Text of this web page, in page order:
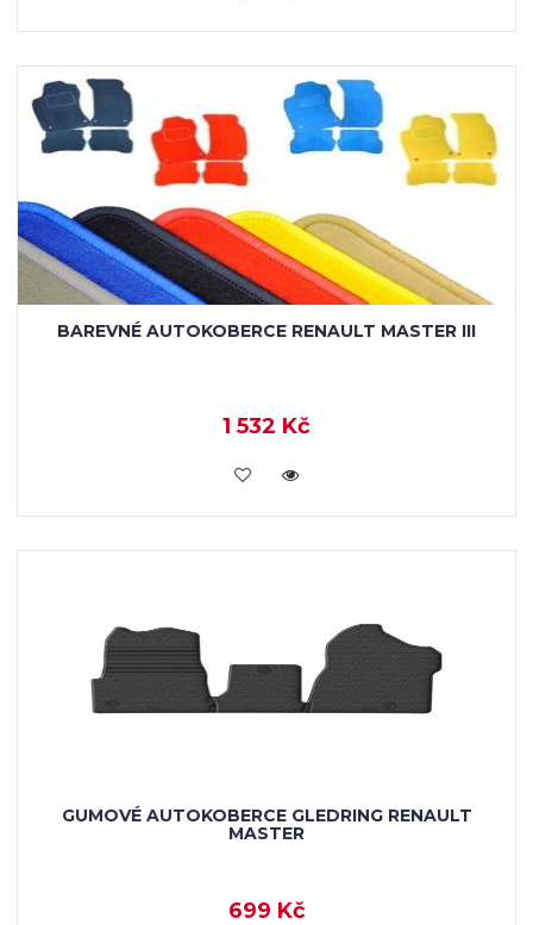
BAREVNÉ AUTOKOBERCE RENAULT MASTER III
1 532 Kč
KOUPIT
GUMOVÉ AUTOKOBERCE GLEDRING RENAULT
MASTER
699 Kč